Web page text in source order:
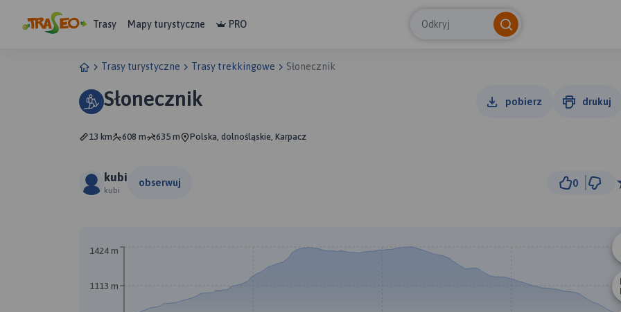
Trasy Mapy turystyczne PRO Odkryj
Trasy turystyczne Trasy trekkingowe Słonecznik
Słonecznik pobierz drukuj
13 km 608 m 635 m Polska, dolnośląskie, Karpacz
kubi
kubi
obserwuj 0
1113 m
1424 m